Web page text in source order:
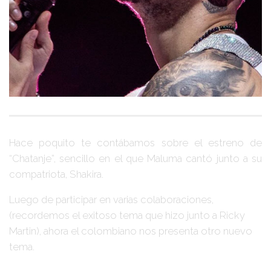
Hace poquito te contábamos sobre el estreno de
“Chatanje” , sencillo en el que Maluma cantó junto a su
compatriota, Shakira
Luego de participar en varias colaboraciones,
(recordemos el exitoso tema que hizo junto a Ricky
Martin), ahora el colombiano nos presenta otro nuevo
tema.